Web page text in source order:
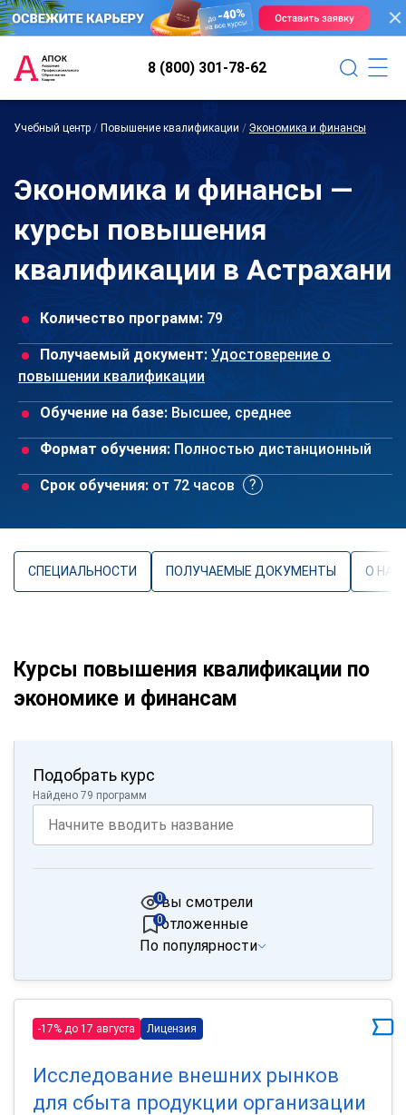
8 (800) 301-78-62
Учебный центр / Повышение квалификации / Экономика и финансы
Экономика и финансы —
курсы повышения
квалификации в Астрахани
Количество программ: 79
Получаемый документ: Удостоверение о
повышении квалификации
Обучение на базе: Высшее, среднее
Формат обучения: Полностью дистанционный
Срок обучения: от 72 часов
СПЕЦИАЛЬНОСТИ ПОЛУЧАЕМЫЕ ДОКУМЕНТЫ О
Курсы повышения квалификации по
экономике и финансам
Подобрать курс
Найдено 79 программ
вы смотрели
0
отложенные
0
По популярности
-17% до 17 августа Лицензия
Исследование внешних рынков
для сбыта продукции организации